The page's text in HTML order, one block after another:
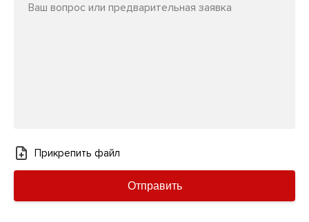
Ваш вопрос или предварительная заявка
Прикрепить файл
Отправить